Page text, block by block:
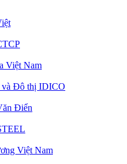
Việt Nam
và Đô thị IDICO
Điển
Việt Nam